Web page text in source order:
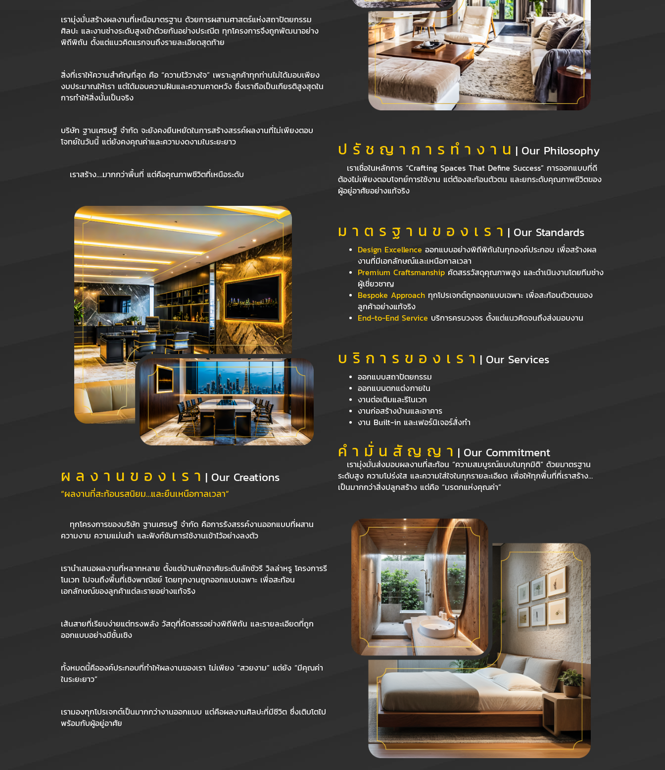
เรามุ่งมั่นสร้างผลงานที่เหนือมาตรฐาน ด้วยการผสานศาสตร์แห่งสถาปัตยกรรม
ศิลปะ และงานช่างระดับสูงเข้าด้วยกันอย่างประณีต ทุกโครงการจึงถูกพัฒนาอย่าง
พิถีพิถัน ตั้งแต่แนวคิดแรกจนถึงรายละเอียดสุดท้าย
สิ่งที่เราให้ความสำคัญที่สุด คือ “ความไว้วางใจ” เพราะลูกค้าทุกท่านไม่ได้มอบเพียง
งบประมาณให้เรา แต่ได้มอบความฝันและความคาดหวัง ซึ่งเราถือเป็นเกียรติสูงสุดใน
การทำให้สิ่งนั้นเป็นจริง
บริษัท ฐานเศรษฐี จำกัด จะยังคงยืนหยัดในการสร้างสรรค์ผลงานที่ไม่เพียงตอบ
โจทย์ในวันนี้ แต่ยังคงคุณค่าและความงดงามในระยะยาว
เราสร้าง.…มากกว่าพื้นที่ แต่คือคุณภาพชีวิตที่เหนือระดับ
ผ ล ง า น ข อ ง เ ร า | Our Creations
“ผลงานที่สะท้อนรสนิยม…และยืนเหนือกาลเวลา”
ทุกโครงการของบริษัท ฐานเศรษฐี จำกัด คือการรังสรรค์งานออกแบบที่ผสาน
ความงาม ความแม่นยำ และฟังก์ชันการใช้งานเข้าไว้อย่างลงตัว
เรานำเสนอผลงานที่หลากหลาย ตั้งแต่บ้านพักอาศัยระดับลักชัวรี วิลล่าหรู โครงการรี
โนเวท ไปจนถึงพื้นที่เชิงพาณิชย์ โดยทุกงานถูกออกแบบเฉพาะ เพื่อสะท้อน
เอกลักษณ์ของลูกค้าแต่ละรายอย่างแท้จริง
เส้นสายที่เรียบง่ายแต่ทรงพลัง วัสดุที่คัดสรรอย่างพิถีพิถัน และรายละเอียดที่ถูก
ออกแบบอย่างมีชั้นเชิง
ทั้งหมดนี้คือองค์ประกอบที่ทำให้ผลงานของเรา ไม่เพียง “สวยงาม” แต่ยัง “มีคุณค่า
ในระยะยาว”
เรามองทุกโปรเจกต์เป็นมากกว่างานออกแบบ แต่คือผลงานศิลปะที่มีชีวิต ซึ่งเติบโตไป
พร้อมกับผู้อยู่อาศัย
ป รั ช ญ า ก า ร ทํ า ง า น | Our Philosophy
เราเชื่อในหลักการ “Crafting Spaces That Define Success” การออกแบบที่ดี
ต้องไม่เพียงตอบโจทย์การใช้งาน แต่ต้องสะท้อนตัวตน และยกระดับคุณภาพชีวิตของ
ผู้อยู่อาศัยอย่างแท้จริง
ม า ต ร ฐ า น ข อ ง เ ร า | Our Standards
Design Excellence ออกแบบอย่างพิถีพิถันในทุกองค์ประกอบ เพื่อสร้างผล
งานที่มีเอกลักษณ์และเหนือกาลเวลา
Premium Craftsmanship คัดสรรวัสดุคุณภาพสูง และดำเนินงานโดยทีมช่าง
ผู้เชี่ยวชาญ
Bespoke Approach ทุกโปรเจกต์ถูกออกแบบเฉพาะ เพื่อสะท้อนตัวตนของ
ลูกค้าอย่างแท้จริง
End-to-End Service บริการครบวงจร ตั้งแต่แนวคิดจนถึงส่งมอบงาน
บ ริ ก า ร ข อ ง เ ร า | Our Services
ออกแบบสถาปัตยกรรม
ออกแบบตกแต่งภายใน
งานต่อเติมและรีโนเวท
งานก่อสร้างบ้านและอาคาร
งาน Built-in และเฟอร์นิเจอร์สั่งทำ
คํ า มั่ น สั ญ ญ า | Our Commitment
เรามุ่งมั่นส่งมอบผลงานที่สะท้อน “ความสมบูรณ์แบบในทุกมิติ” ด้วยมาตรฐาน
ระดับสูง ความโปร่งใส และความใส่ใจในทุกรายละเอียด เพื่อให้ทุกพื้นที่ที่เราสร้าง…
เป็นมากกว่าสิ่งปลูกสร้าง แต่คือ “มรดกแห่งคุณค่า”